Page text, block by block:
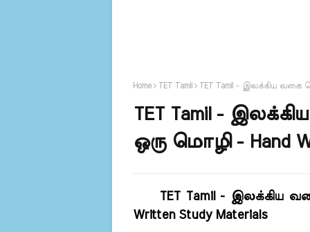
Home TET Tamil TET Tamil - இலக்கிய வகை
TET Tamil -
ஒரு மொழி - Hand
TET Tamil - இலக்கிய
Written Study Materials